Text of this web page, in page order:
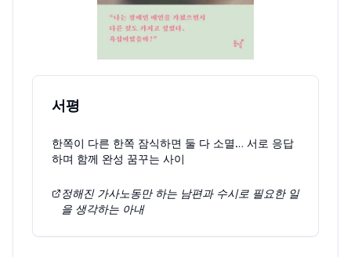
서평
한쪽이 다른 한쪽 잠식하면 둘 다 소멸… 서로 응답
하며 함께 완성 꿈꾸는 사이
정해진 가사노동만 하는 남편과 수시로 필요한 일
을 생각하는 아내